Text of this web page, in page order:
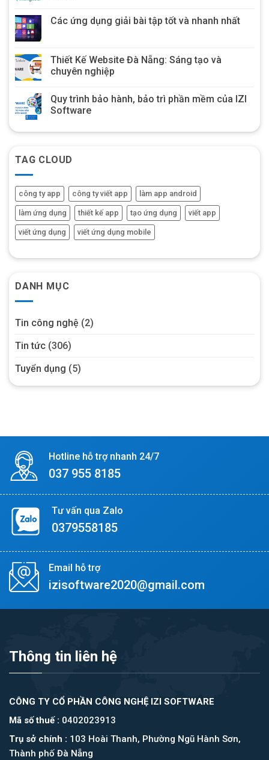
Các ứng dụng giải bài tập tốt và nhanh nhất
Thiết Kế Website Đà Nẵng: Sáng tạo và
chuyên nghiệp
Quy trình bảo hành, bảo trì phần mềm của IZI
Software
TAG CLOUD
công ty app công ty viết app làm app android
làm ứng dụng thiết kế app tạo ứng dụng viết app
viết ứng dụng viết ứng dụng mobile
DANH MỤC
Tin công nghệ (2)
Tin tức (306)
Tuyển dụng (5)
Hotline hỗ trợ nhanh 24/7
037 955 8185
Tư vấn qua Zalo
0379558185
Email hỗ trợ
izisoftware2020@gmail.com
Thông tin liên hệ
CÔNG TY CỔ PHẦN CÔNG NGHỆ IZI SOFTWARE
Mã số thuế : 0402023913
Trụ sở chính : 103 Hoài Thanh, Phường Ngũ Hành Sơn,
Thành phố Đà Nẵng